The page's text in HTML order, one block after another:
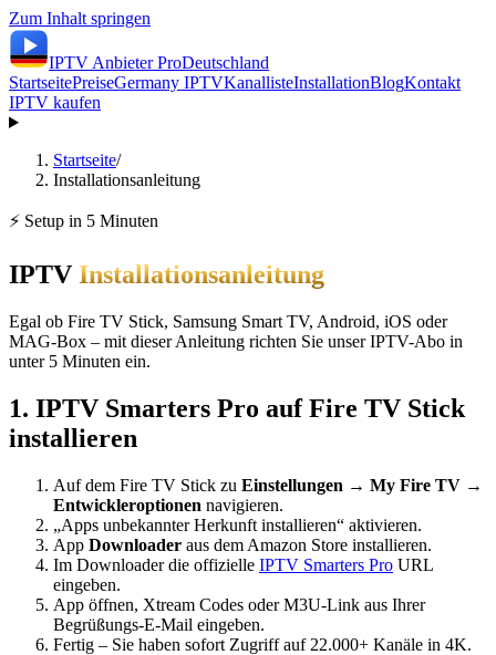
Zum Inhalt springen
IPTV AnbieterProDeutschland
StartseitePreiseGermany IPTVKanallisteInstallationBlogKontakt
IPTV kaufen
Startseite/
Installationsanleitung
⚡ Setup in 5 Minuten
IPTV Installationsanleitung
Egal ob Fire TV Stick, Samsung Smart TV, Android, iOS oder
MAG-Box – mit dieser Anleitung richten Sie unser IPTV-Abo in
unter 5 Minuten ein.
1. IPTV Smarters Pro auf Fire TV Stick
installieren
Auf dem Fire TV Stick zu Einstellungen → My Fire TV →
Entwickleroptionen navigieren.
„Apps unbekannter Herkunft installieren“ aktivieren.
App Downloader aus dem Amazon Store installieren.
Im Downloader die offizielle IPTV Smarters Pro URL
eingeben.
App öffnen, Xtream Codes oder M3U-Link aus Ihrer
Begrüßungs-E-Mail eingeben.
Fertig – Sie haben sofort Zugriff auf 22.000+ Kanäle in 4K.